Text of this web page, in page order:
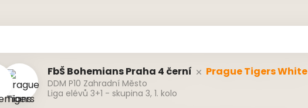
FbŠ Bohemians Praha 4 černí Prague Tigers White
DDM P10 Zahradní Město
Liga elévů 3+1 - skupina 3, 1. kolo